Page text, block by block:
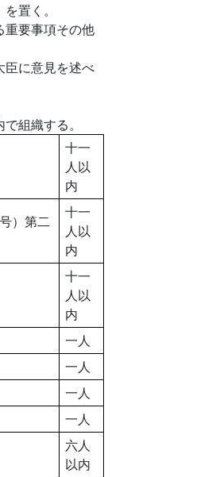
置く。
重要事項その他
臣に意見を述べ
組織する。
十一
人以
内
）第二
十一
人以
内
十一
人以
内
一人
一人
一人
一人
六人
以内